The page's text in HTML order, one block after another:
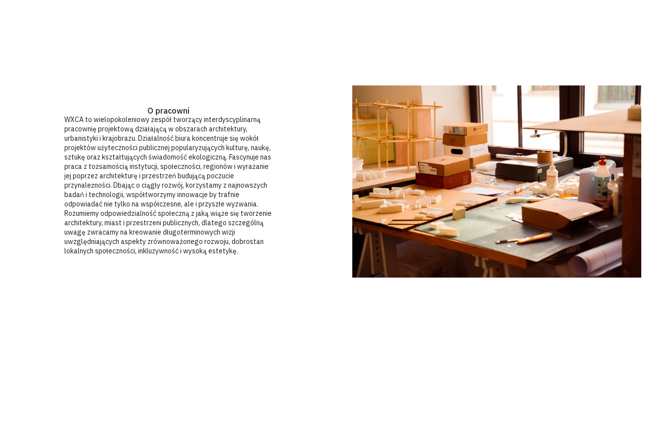
O pracowni
WXCA to wielopokoleniowy zespół tworzący interdyscyplinarną
pracownię projektową działającą w obszarach architektury,
urbanistyki i krajobrazu. Działalność biura koncentruje się wokół
projektów użyteczności publicznej popularyzujących kulturę, naukę,
sztukę oraz kształtujących świadomość ekologiczną. Fascynuje nas
praca z tożsamością instytucji, społeczności, regionów i wyrażanie
jej poprzez architekturę i przestrzeń budującą poczucie
przynależności. Dbając o ciągły rozwój, korzystamy z najnowszych
badań i technologii, współtworzymy innowacje by trafnie
odpowiadać nie tylko na współczesne, ale i przyszłe wyzwania.
Rozumiemy odpowiedzialność społeczną z jaką wiąże się tworzenie
architektury, miast i przestrzeni publicznych, dlatego szczególną
uwagę zwracamy na kreowanie długoterminowych wizji
uwzględniających aspekty zrównoważonego rozwoju, dobrostan
lokalnych społeczności, inkluzywność i wysoką estetykę.